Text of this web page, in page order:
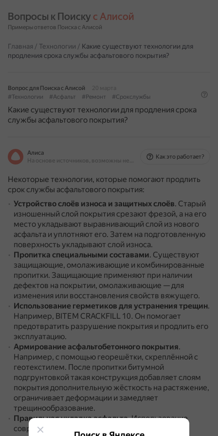
Вопросы к Поиску с Алисой
Примеры ответов Поиска с Алисой
Главная / Технологии / Какие существуют технологии для
продления срока службы асфальтового покрытия?
Вопрос для Поиска с Алисой
20 марта
#Технологии
#Асфальт #Ремонт #Срокслужбы
Какие существуют технологии для продления срока
службы асфальтового покрытия?
Алиса
На основе источников, возможны неточности
Как это работает?
Некоторые технологии, которые помогают продлить
срок службы асфальтового покрытия:
Устройство слоёв износа и защитных слоёв. Старый
изношенный слой покрытия срезают фрезой, а на его
место укладывают выравнивающий слой из нового
асфальта и уплотняют его. Затем на подготовленную
поверхность укладывают слой износа.
Пропитка специальными составами. Существуют
защищающие, омолаживающие и комбинированные
пропитки. Защищающие применяют при наличии
дефектов на покрытии, омолаживающие — для
изменения или восстановления свойств вяжущего.
Использование герметиков для устранения трещин.
Например, BITEM CRACKFILL 10. Он помогает
предотвратить разрушение покрытия и продлить его
эксплуатацию.
Армирование асфальтобетонного покрытия.
Например, с помощью георешётки, скреплённой с
геотекстилем. После пропитки битумной
подгрунтовкой такая конструкция добавляет слоям
покрытия дополнительную жёсткость на растяжение,
ограничивает деформации и замедляет
трещинообразование.
Правильная укладка асфальта.Использование
современных технологий укладки, контроль за